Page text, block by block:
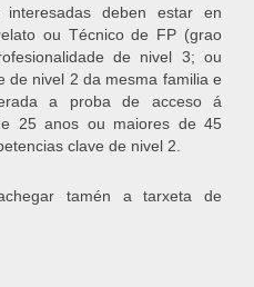
deben estar en
ou Técnico de FP (grao
de nivel 3; ou
de nivel 2 da mesma familia e
a proba de acceso á
25 anos ou maiores de 45
clave de nivel 2.
tamén a tarxeta de